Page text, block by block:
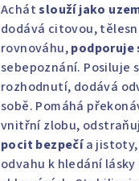
Achátslouží jako
dodává citovou,
rovnováhu,podporuje
sebepoznání. Posiluje
rozhodnutí, dodává
sobě. Pomáhá
vnitřní zlobu,
pocit bezpečía jistoty,
odvahu k hledání